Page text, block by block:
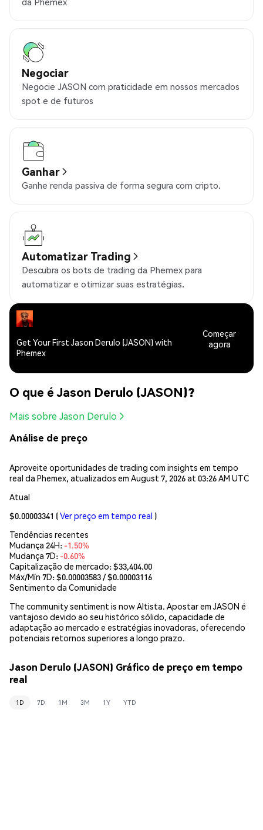
Negociar
Negocie JASON com praticidade em nossos mercados
spot e de futuros
Ganhar
Ganhe renda passiva de forma segura com cripto.
Automatizar Trading
Descubra os bots de trading da Phemex para
automatizar e otimizar suas estratégias.
Get Your First Jason Derulo (JASON) with
Phemex
Começar
agora
O que é Jason Derulo (JASON)?
Mais sobre Jason Derulo
Análise de preço
Aproveite oportunidades de trading com insights em tempo
real da Phemex, atualizados em August 7, 2026 at 03:26 AM UTC
Atual
$0.00003341 (Ver preço em tempo real )
Tendências recentes
Mudança 24H: -1.50%
Mudança 7D: -0.60%
Capitalização de mercado:$33,404.00
Máx/Mín 7D: $0.00003583/ $0.00003116
Sentimento da Comunidade
The community sentiment is now Altista. Apostar em JASON é
vantajoso devido ao seu histórico sólido, capacidade de
adaptação ao mercado e estratégias inovadoras, oferecendo
potenciais retornos superiores a longo prazo.
Jason Derulo (JASON) Gráfico de preço em tempo
real
1D 7D 1M 3M 1Y YTD